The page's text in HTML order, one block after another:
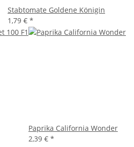
Stabtomate Goldene Königin
1,79 € *
Paprika California Wonder
2,39 € *